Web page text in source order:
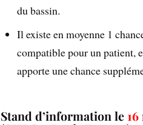
du bassin.
Il existe en moyenne 1
compatible pour un patient,
apporte une chance
Stand d’information le 16